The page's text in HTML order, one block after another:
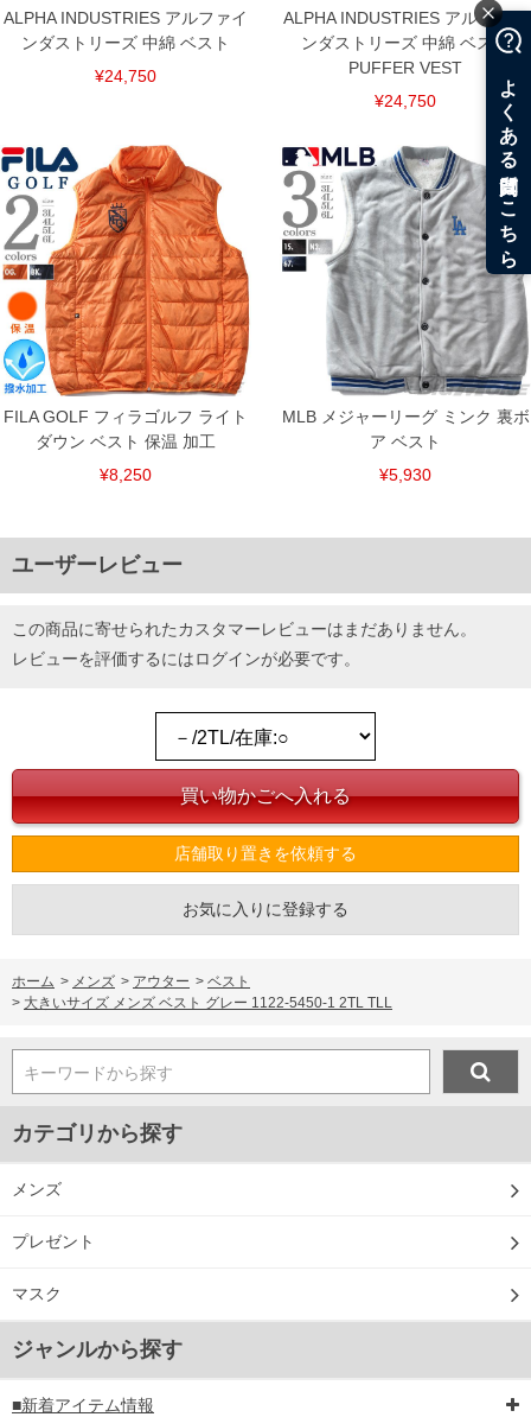
ALPHA INDUSTRIES アルファイ
ンダストリーズ 中綿 ベスト
¥24,750
ALPHA INDUSTRIES アルファイ
ンダストリーズ 中綿 ベスト
PUFFER VEST
¥24,750
FILA GOLF フィラゴルフ ライト
ダウン ベスト 保温 加工
¥8,250
MLB メジャーリーグ ミンク 裏ボ
ア ベスト
¥5,930
ユーザーレビュー
この商品に寄せられたカスタマーレビューはまだありません。
レビューを評価するにはログインが必要です。
店舗取り置きを依頼する
お気に入りに登録する
ホーム > メンズ > アウター > ベスト
> 大きいサイズ メンズ ベスト グレー 1122-5450-1 2TL TLL
キーワードから探す
カテゴリから探す
メンズ
プレゼント
マスク
ジャンルから探す
■新着アイテム情報